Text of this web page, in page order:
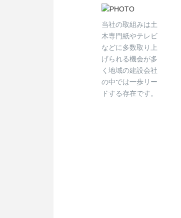
当社の取組みは土
木専門紙やテレビ
などに多数取り上
げられる機会が多
く地域の建設会社
の中では一歩リー
ドする存在です。